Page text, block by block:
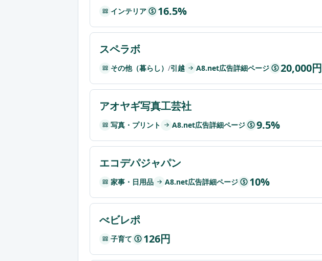
インテリア $ 16.5%
スペラボ
その他（暮らし） /引越 A8.net広告詳細ページ $ 20,000円
アオヤギ写真工芸社
写真・プリント A8.net広告詳細ページ $ 9.5%
エコデパジャパン
家事・日用品 A8.net広告詳細ページ $ 10%
べビレポ
子育て $ 126円